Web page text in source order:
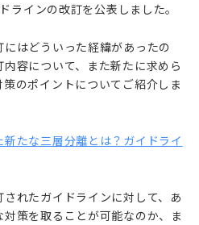
インの改訂を公表しました。
はどういった経緯があったの
容について、また新たに求めら
のポイントについてご紹介しま
たな三層分離とは？ガイドライ
れたガイドラインに対して、あ
策を取ることが可能なのか、ま